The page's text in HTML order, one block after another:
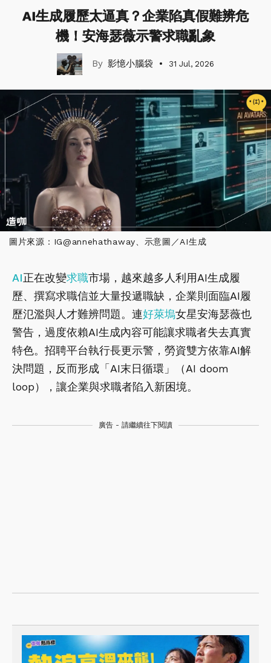
AI生成履歷太逼真？企業陷真假難辨危
機！安海瑟薇示警求職亂象
影憶小腦袋 31 Jul, 2026
圖片來源：IG@annehathaway、示意圖／AI生成
AI正在改變求職市場，越來越多人利用AI生成履
歷、撰寫求職信並大量投遞職缺，企業則面臨AI履
歷氾濫與人才難辨問題。連好萊塢女星安海瑟薇也
警告，過度依賴AI生成內容可能讓求職者失去真實
特色。招聘平台執行長更示警，勞資雙方依靠AI解
決問題，反而形成「AI末日循環」（AI doom
loop），讓企業與求職者陷入新困境。
廣告 - 請繼續往下閱讀